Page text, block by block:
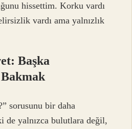
hissettim. Korku vardı
vardı ama yalnızlık
Başka
sorusunu bir daha
de yalnızca bulutlara değil,